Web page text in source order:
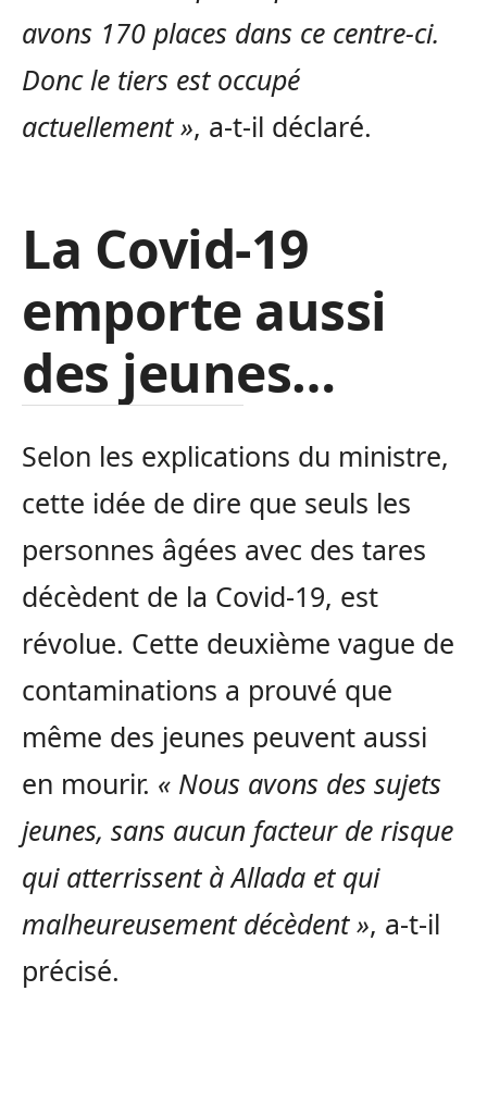
avons 170 places dans ce centre-ci.
Donc le tiers est occupé
actuellement », a-t-il déclaré.
La Covid-19
emporte aussi
des jeunes…
Selon les explications du ministre,
cette idée de dire que seuls les
personnes âgées avec des tares
décèdent de la Covid-19, est
révolue. Cette deuxième vague de
contaminations a prouvé que
même des jeunes peuvent aussi
en mourir. « Nous avons des sujets
jeunes, sans aucun facteur de risque
qui atterrissent à Allada et qui
malheureusement décèdent », a-t-il
précisé.